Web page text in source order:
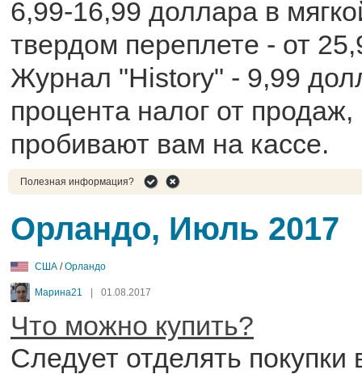
6,99-16,99 доллара в
твердом переплете - от
Журнал "History" - 9,99
процента налог от
пробивают вам на кассе.
Полезная информация?
Орландо, Июль 2017
США /Орландо
Марина21 01.08.2017
Что можно купить?
Следует отделять